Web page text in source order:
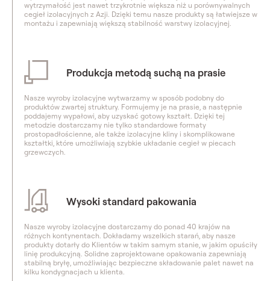
wytrzymałość jest nawet trzykrotnie większa niż u porównywalnych
cegieł izolacyjnych z Azji. Dzięki temu nasze produkty są łatwiejsze w
montażu i zapewniają większą stabilność warstwy izolacyjnej.
Produkcja metodą suchą na prasie
Nasze wyroby izolacyjne wytwarzamy w sposób podobny do
produktów zwartej struktury. Formujemy je na prasie, a następnie
poddajemy wypałowi, aby uzyskać gotowy kształt. Dzięki tej
metodzie dostarczamy nie tylko standardowe formaty
prostopadłościenne, ale także izolacyjne kliny i skomplikowane
kształtki, które umożliwiają szybkie układanie cegieł w piecach
grzewczych.
Wysoki standard pakowania
Nasze wyroby izolacyjne dostarczamy do ponad 40 krajów na
różnych kontynentach. Dokładamy wszelkich starań, aby nasze
produkty dotarły do Klientów w takim samym stanie, w jakim opuściły
linię produkcyjną. Solidne zaprojektowane opakowania zapewniają
stabilną bryłę, umożliwiając bezpieczne składowanie palet nawet na
kilku kondygnacjach u klienta.